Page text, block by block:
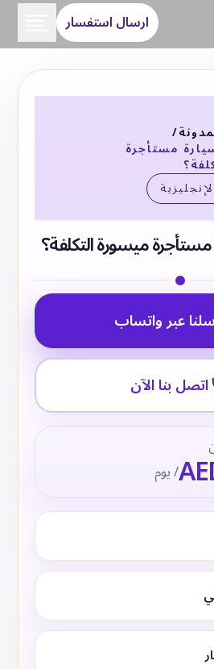
ارسال استفسار
/
مستأجرة
ميسورة التكلفة؟
عبر واتساب
اتصل بنا الآن
/ يوم